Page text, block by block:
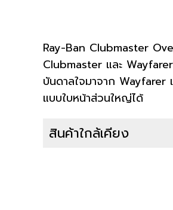
Ray-Ban Clubmaster
Clubmaster และ
บันดาลใจมาจาก
แบบใบหน้าส่วนใหญ่ได้
สินค้าใกล้เคียง